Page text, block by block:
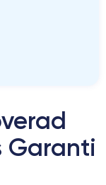
Garanti